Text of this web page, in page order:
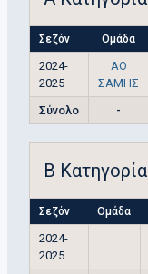
Σεζόν Ομάδα
2024-
2025
ΑΟ
ΣΑΜΗΣ
Σύνολο -
Β Κατηγορία
Σεζόν Ομάδα
2024-
2025